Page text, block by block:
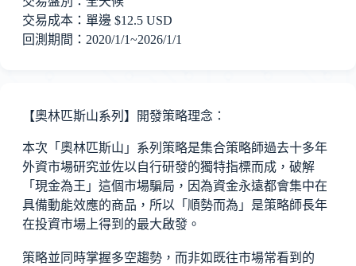
交易成本： 單邊 $12.5 USD
回測期間：2020/1/1~2026/1/1
【奧林匹斯山系列】開發策略理念：
本次「奧林匹斯山」系列策略是集合策略師過去十多年
外資市場研究並佐以自行研發的獨特指標而成，破解
「現金為王」這個市場騙局，因為資金永遠都會集中在
具備動能效應的商品，所以「順勢而為」是策略師長年
在投資市場上得到的最大啟發。
策略並同時掌握多空趨勢，而非如既往市場常看到的